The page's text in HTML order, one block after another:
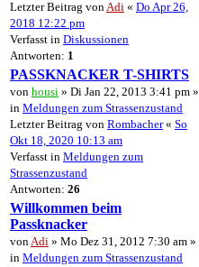
Letzter Beitrag von Adi « Do Apr 26,
2018 12:22 pm
Verfasst in Diskussionen
Antworten: 1
PASSKNACKER T-SHIRTS
von housi » Di Jan 22, 2013 3:41 pm »
in Meldungen zum Strassenzustand
Letzter Beitrag von Rombacher« So
Okt 18, 2020 10:13 am
Verfasst in Meldungen zum
Strassenzustand
Antworten: 26
Willkommen beim
Passknacker
von Adi » Mo Dez 31, 2012 7:30 am »
in Meldungen zum Strassenzustand